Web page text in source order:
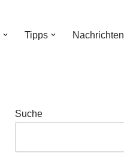
Tipps Nachrichten
Suche